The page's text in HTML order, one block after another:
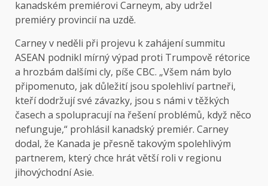
kanadském premiérovi Carneym, aby udržel
premiéry provincií na uzdě.
Carney v neděli při projevu k zahájení summitu
ASEAN podnikl mírný výpad proti Trumpově rétorice
a hrozbám dalšími cly, píše CBC. „Všem nám bylo
připomenuto, jak důležití jsou spolehliví partneři,
kteří dodržují své závazky, jsou s námi v těžkých
časech a spolupracují na řešení problémů, když něco
nefunguje,“ prohlásil kanadský premiér. Carney
dodal, že Kanada je přesně takovým spolehlivým
partnerem, který chce hrát větší roli v regionu
jihovýchodní Asie.